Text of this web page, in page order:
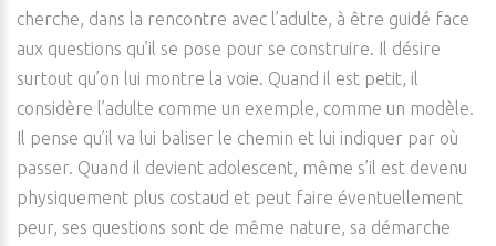
cherche, dans la rencontre avec l’adulte, à être guidé face
aux questions qu’il se pose pour se construire. Il désire
surtout qu’on lui montre la voie. Quand il est petit, il
considère l’adulte comme un exemple, comme un modèle.
Il pense qu’il va lui baliser le chemin et lui indiquer par où
passer. Quand il devient adolescent, même s’il est devenu
physiquement plus costaud et peut faire éventuellement
peur, ses questions sont de même nature, sa démarche